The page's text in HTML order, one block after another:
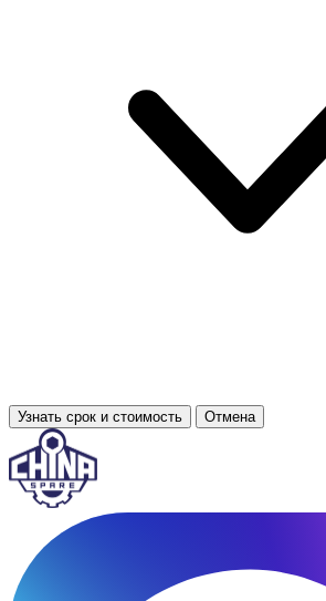
Узнать срок и стоимость Отмена